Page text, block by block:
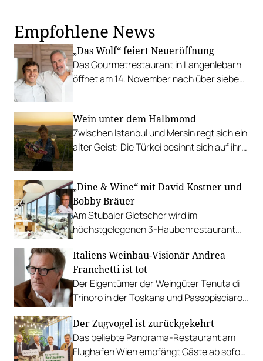
Empfohlene News
„Das Wolf“ feiert Neueröffnung
Das Gourmetrestaurant in Langenlebarn
öffnet am 14. November nach über sieben
Wein unter dem Halbmond
Zwischen Istanbul und Mersin regt sich ein
alter Geist: Die Türkei besinnt sich auf ihre
„Dine & Wine“ mit David Kostner und
Bobby Bräuer
Am Stubaier Gletscher wird im
höchstgelegenen 3-Haubenrestaurant
gezündet.
Italiens Weinbau-Visionär Andrea
Franchetti ist tot
Der Eigentümer der Weingüter Tenuta di
Trinoro in der Toskana und Passopisciaro
in Rom verstorben.
Der Zugvogel ist zurückgekehrt
Das beliebte Panorama-Restaurant am
Flughafen Wien empfängt Gäste ab sofort